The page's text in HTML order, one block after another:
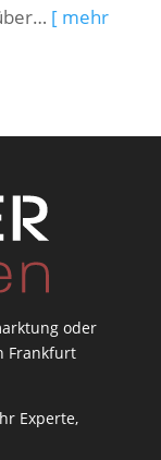
[ mehr
oder
Frankfurt
Experte,